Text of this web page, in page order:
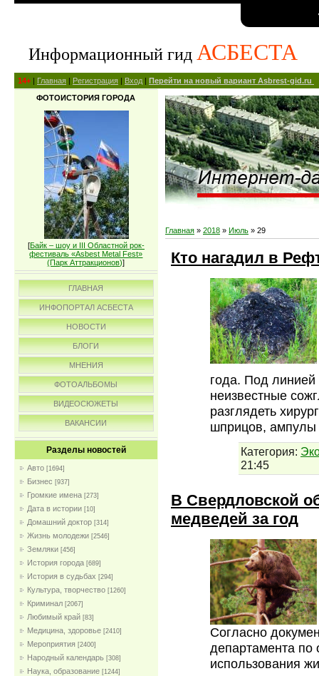
Информационный гид АСБЕСТА
14+ | Главная | Регистрация | Вход | Перейти на новый вариант Asbrest-gid.ru
ФОТОИСТОРИЯ ГОРОДА
[Байк – шоу и III Областной рок-
фестиваль «Asbest Metal Fest»
(Парк Аттракционов)]
ГЛАВНАЯ
ИНФОПОРТАЛ АСБЕСТА
НОВОСТИ
БЛОГИ
МНЕНИЯ
ФОТОАЛЬБОМЫ
ВИДЕОСЮЖЕТЫ
ВАКАНСИИ
Разделы новостей
Авто [1694]
Бизнес [937]
Громкие имена [273]
Дата в истории [10]
Домашний доктор [314]
Жизнь молодежи [2546]
Земляки [456]
История города [689]
История в судьбах [294]
Культура, творчество [1260]
Криминал [2067]
Любимый край [83]
Медицина, здоровье [2410]
Мероприятия [2400]
Народный календарь [308]
Наука, образование [1244]
Главная » 2018 » Июль » 29
Кто нагадил в
года. Под
неизвестные
разглядеть
шприцов,
Категория:
21:45
В Свердловской
медведей за год
Согласно
департамента по
использования